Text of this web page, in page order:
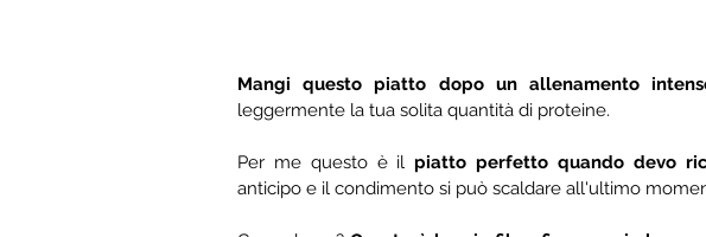
Mangi questo piatto dopo un allenamento
leggermente la tua solita quantità di proteine.
Per me questo è il piatto perfetto quando devo
anticipo e il condimento si può scaldare all'ultimo